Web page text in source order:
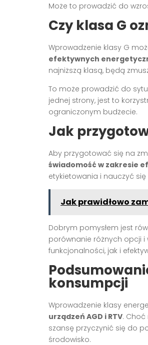
Może to prowadzić do
Czy klasa G
Wprowadzenie klasy G
efektywnych
najniższą klasą, będą
To może prowadzić do
jednej strony, jest to
ograniczonym budżecie.
Jak
Aby przygotować się na
świadomość w zakresie
etykietowania i nauczyć
Jak prawidłowo
Dobrym pomysłem jest
porównanie różnych opcji i
funkcjonalności, jak i
konsumpcji
Wprowadzenie klasy
urządzeń AGD i RTV. Choć
szansę przyczynić się do
środowisko.